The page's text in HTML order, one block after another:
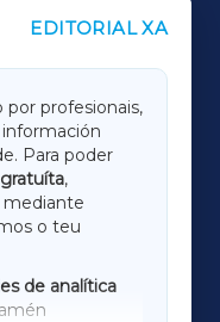
EDITORIAL XA
por profesionais,
Para poder
,
mediante
o teu
de analítica